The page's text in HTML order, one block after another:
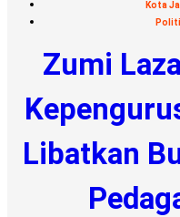
Kota
Zumi
Libatkan